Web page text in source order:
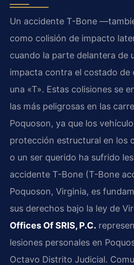
Un accidente T-Bone
como colisión de impacto
cuando la parte delantera de
impacta contra el costado
una «T». Estas colisiones se
las más peligrosas en las
Poquoson, ya que los
protección estructural en los
o un ser querido ha sufrido
accidente T-Bone (T-Bone
Poquoson, Virginia, es
sus derechos bajo la ley de
Offices Of SRIS, P.C.
lesiones personales en
Octavo Distrito Judicial.